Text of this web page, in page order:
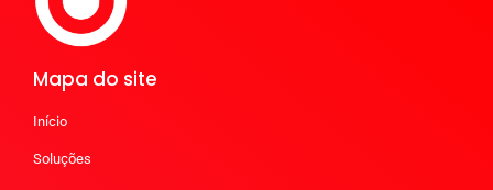
Mapa do site
Início
Soluções